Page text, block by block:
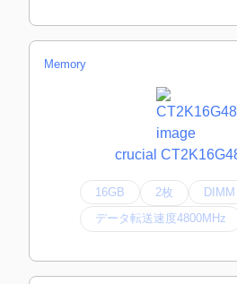
Memory
crucial
16GB 2枚 DIMM
データ転送速度4800MHz